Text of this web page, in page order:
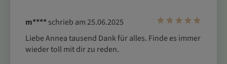
m****schrieb am 25.06.2025
Liebe Annea tausend Dank für alles. Finde es immer
wieder toll mit dir zu reden.